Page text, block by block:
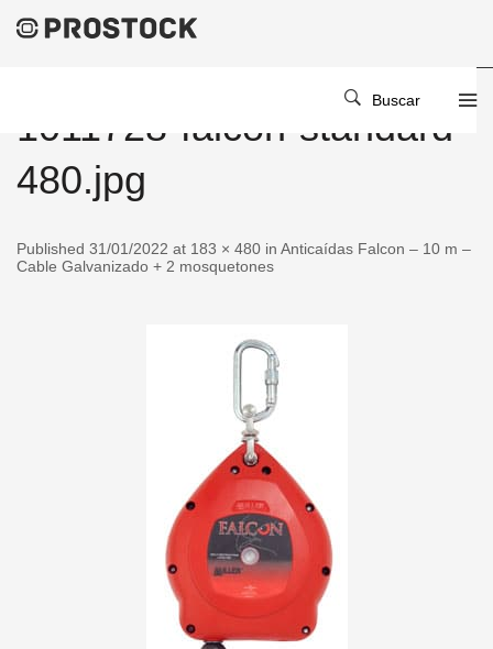
Buscar
1011728-falcon-standard-
480.jpg
Published 31/01/2022 at 183 × 480 in Anticaídas Falcon – 10 m –
Cable Galvanizado + 2 mosquetones